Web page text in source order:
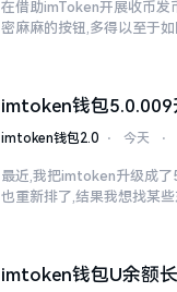
在借助imToken开展收币发
密麻麻的按钮,多得以至于
imtoken钱包5.0.009
imtoken钱包2.0 ⋅ 今天 ⋅
最近,我把imtoken升级成了
也重新排了,结果我想找某
imtoken钱包U余额